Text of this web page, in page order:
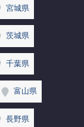
宮城県
茨城県
千葉県
富山県
長野県